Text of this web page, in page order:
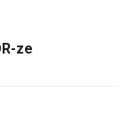
ze